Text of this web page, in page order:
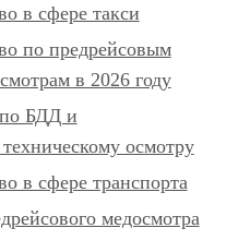
в сфере такси
по предрейсовым
в 2026 году
БДД и
осмотру
в сфере транспорта
медосмотра